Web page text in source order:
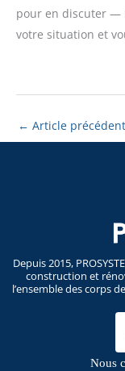
pour en discuter —
votre situation et
← Article précédent
Depuis 2015,
construction et
l’ensemble des corps
Nous